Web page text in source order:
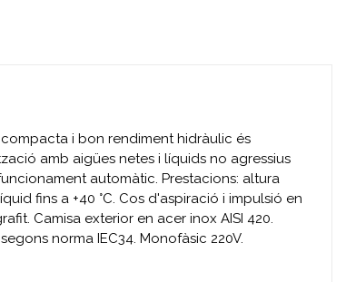
i bon rendiment hidràulic és
amb aigües netes i líquids no agressius
automàtic. Prestacions: altura
fins a +40 °C. Cos d'aspiració i impulsió en
Camisa exterior en acer inox AISI 420.
norma IEC34. Monofàsic 220V.